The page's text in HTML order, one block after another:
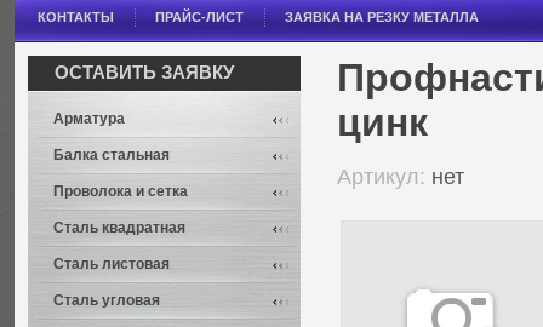
Стоимость Арматуры (А-I, А-III) на май 2021 г. - от
Стоимость Балки на май 2021 г. - от 114 000 рублей
Широкополочная - от 114 000 рублей за тонну.
КОНТАКТЫ ПРАЙС-ЛИСТ ЗАЯВКА НА РЕЗКУ МЕТАЛЛА
цинк
Артикул: нет
ОСТАВИТЬ ЗАЯВКУ
Арматура
Балка стальная
Проволока и сетка
Сталь квадратная
Сталь листовая
Сталь угловая